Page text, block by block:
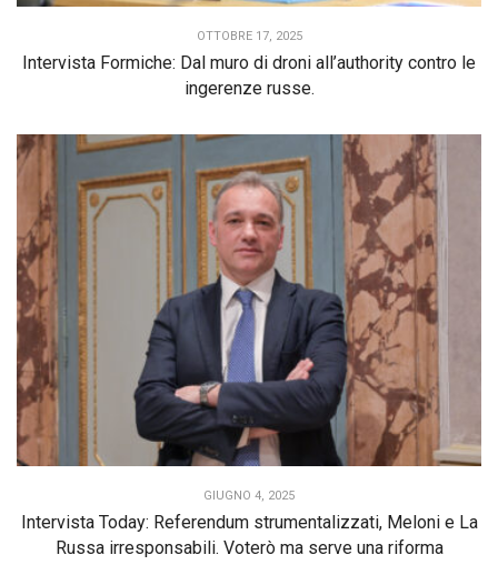
OTTOBRE 17, 2025
Intervista Formiche: Dal muro di droni all’authority contro le
ingerenze russe.
GIUGNO 4, 2025
Intervista Today: Referendum strumentalizzati, Meloni e La
Russa irresponsabili. Voterò ma serve una riforma